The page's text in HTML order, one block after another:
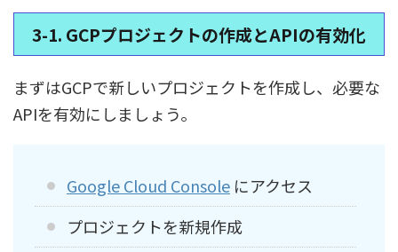
3-1. GCPプロジェクトの作成とAPIの有効化
まずはGCPで新しいプロジェクトを作成し、必要な
APIを有効にしましょう。
Google Cloud Console にアクセス
プロジェクトを新規作成